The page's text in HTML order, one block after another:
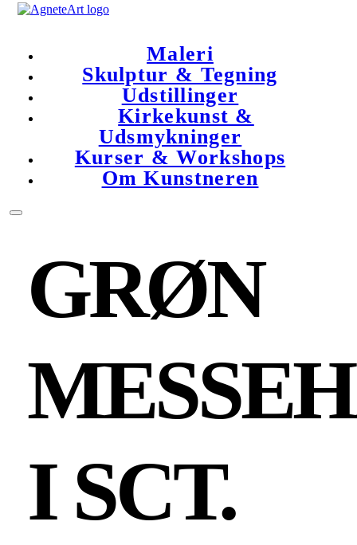
Maleri
Skulptur & Tegning
Udstillinger
Kirkekunst &
Udsmykninger
Kurser & Workshops
Om Kunstneren
GRØN
I SCT.